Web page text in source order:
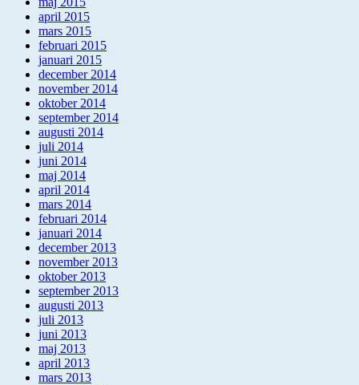
april 2015
mars 2015
februari 2015
januari 2015
december 2014
november 2014
oktober 2014
september 2014
augusti 2014
juli 2014
juni 2014
maj 2014
april 2014
mars 2014
februari 2014
januari 2014
december 2013
november 2013
oktober 2013
september 2013
augusti 2013
juli 2013
juni 2013
maj 2013
april 2013
mars 2013